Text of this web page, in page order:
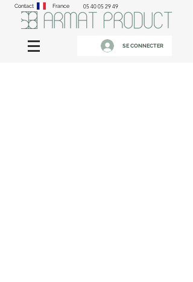
Contact France 05 40 05 29 49
SE CONNECTER